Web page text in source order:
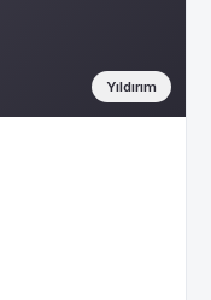
Yıldırım